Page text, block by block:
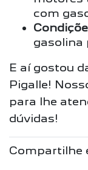
com
gasolina
E aí gostou
Pigalle!
para lhe
dúvidas!
Compartilhe